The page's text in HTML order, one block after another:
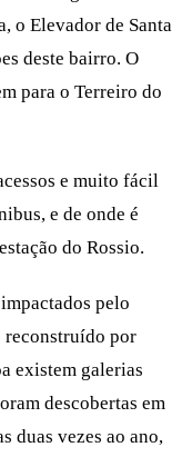
o Elevador de Santa
deste bairro. O
para o Terreiro do
e muito fácil
e de onde é
do Rossio.
pelo
reconstruído por
existem galerias
descobertas em
duas vezes ao ano,